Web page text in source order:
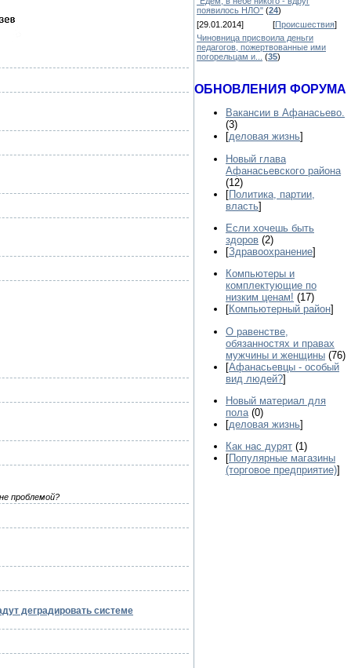
проблемой?
деградировать системе
появилось НЛО" (24)
[29.01.2014]
[Происшествия]
Чиновница присвоила деньги
педагогов, пожертвованные ими
погорельцам и...
(35)
ОБНОВЛЕНИЯ ФОРУМА
Вакансии в Афанасьево.
(3)
[деловая жизнь]
Новый глава
Афанасьевского района
(12)
[Политика, партии,
власть]
Если хочешь быть
здоров (2)
[Здравоохранение]
Компьютеры и
комплектующие по
низким ценам! (17)
[Компьютерный район]
О равенстве,
обязанностях и правах
мужчины и женщины (76)
[Афанасьевцы - особый
вид людей?]
Новый материал для
пола (0)
[деловая жизнь]
Как нас дурят (1)
[Популярные магазины
(торговое предприятие)]